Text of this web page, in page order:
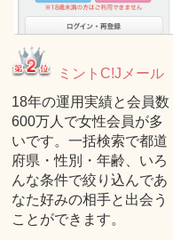
ミントC!Jメール
18年の運用実績と会員数
600万人で女性会員が多
いです。一括検索で都道
府県・性別・年齢、いろ
んな条件で絞り込んであ
なた好みの相手と出会う
ことができます。